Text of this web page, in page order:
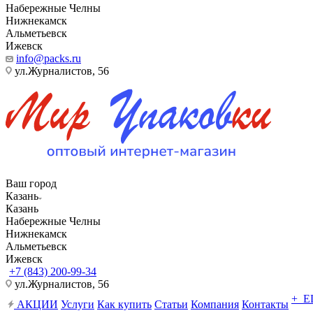
Набережные Челны
Нижнекамск
Альметьевск
Ижевск
info@packs.ru
ул.Журналистов, 56
Ваш город
Казань
Казань
Набережные Челны
Нижнекамск
Альметьевск
Ижевск
+7 (843) 200-99-34
ул.Журналистов, 56
АКЦИИ Услуги Как купить Статьи Компания Контакты +